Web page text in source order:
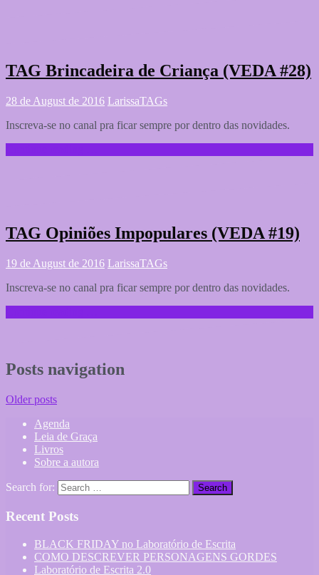
TAG Brincadeira de Criança (VEDA #28)
28 de August de 2016 LarissaTAGs
Inscreva-se no canal pra ficar sempre por dentro das novidades.
TAG Opiniões Impopulares (VEDA #19)
19 de August de 2016 LarissaTAGs
Inscreva-se no canal pra ficar sempre por dentro das novidades.
Posts navigation
Older posts
Agenda
Leia de Graça
Livros
Sobre a autora
Search for:
Recent Posts
BLACK FRIDAY no Laboratório de Escrita
COMO DESCREVER PERSONAGENS GORDES
Laboratório de Escrita 2.0